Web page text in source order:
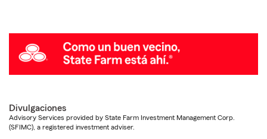
Divulgaciones
Advisory Services provided by State Farm Investment Management Corp.
(SFIMC), a registered investment adviser.